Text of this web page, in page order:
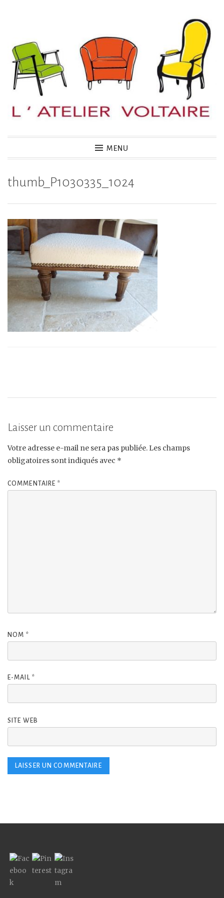
contenu
principal
MENU
thumb_P1030335_1024
Laisser un commentaire
Votre adresse e-mail ne sera pas publiée. Les champs
obligatoires sont indiqués avec *
COMMENTAIRE *
NOM *
E-MAIL *
SITE WEB